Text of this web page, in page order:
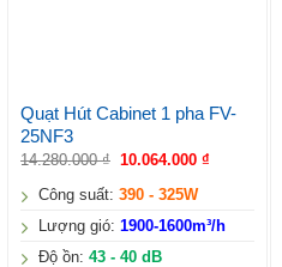
Quạt Hút Cabinet 1 pha FV-
25NF3
14.280.000₫ 10.064.000 ₫
Công suất: 390 - 325W
Lượng gió: 1900-1600m³/h
Độ ồn: 43 - 40 dB